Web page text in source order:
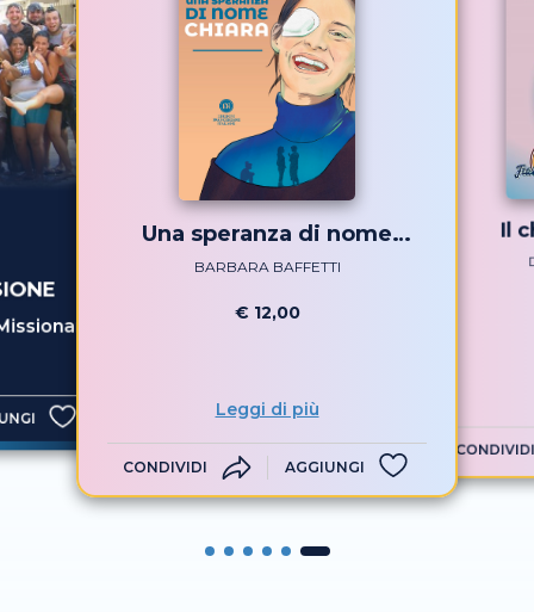
Una speranza di nome
Chiara
BARBARA BAFFETTI
€ 12,00
Leggi di più
CONDIVIDI AGGIUNGI
Il
CONDIVIDI